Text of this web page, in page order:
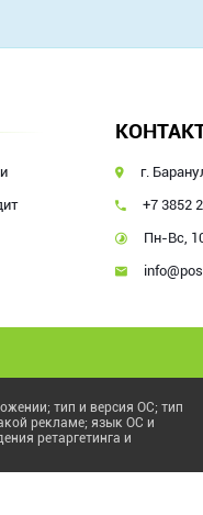
г.
+7 3852
Пн-Вс,
тип и версия ОС; тип
рекламе; язык ОС и
ретаргетинга и